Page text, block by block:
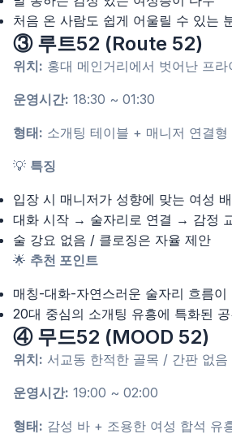
처음 온 사람도 쉽게 어울릴 수 있는
③ 루트52 (Route 52)
위치: 홍대 메인거리에서 벗어난 프라
운영시간: 18:30 ~ 01:30
형태: 소개팅 테이블 + 매니저 연결형
💡 특징
입장 시 매니저가 성향에 맞는 여성
대화 시작 → 술자리로 연결 → 감정
술 강요 없음 / 클로징은 자율 제안
🌟 추천 포인트
매칭-대화-자연스러운 술자리 흐름이
20대 중심의 소개팅 유흥에 특화된
④ 무드52 (MOOD 52)
위치: 서교동 한적한 골목 / 간판 없음
운영시간: 19:00 ~ 02:00
형태: 감성 바 + 조용한 여성 합석 유